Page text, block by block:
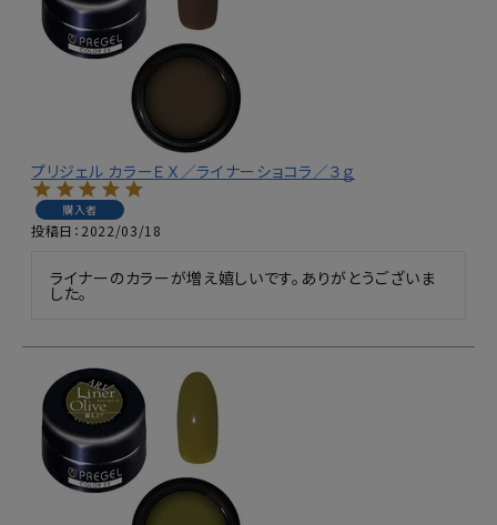
プリジェル カラーＥＸ／ライナーショコラ／３ｇ
購入者
投稿日 2022/03/18
ライナーのカラーが増え嬉しいです。ありがとうございま
した。